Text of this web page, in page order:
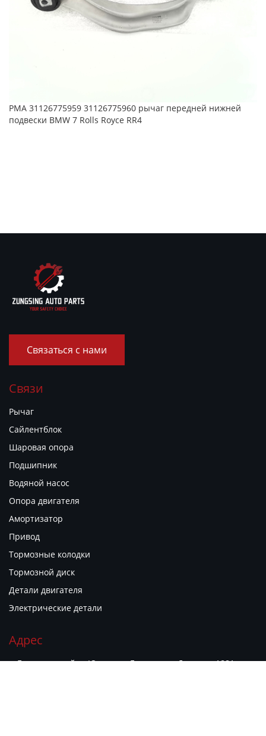
Связаться с нами
Связи
Рычаг
Сайлентблок
Шаровая опора
Подшипник
Водяной насос
Опора двигателя
Амортизатор
Привод
Тормозные колодки
Тормозной диск
Детали двигателя
Электрические детали
Адрес
г. Гуанчжоу, район Юэсю, ул. Гуаньюань Дунлу, д. 1881,